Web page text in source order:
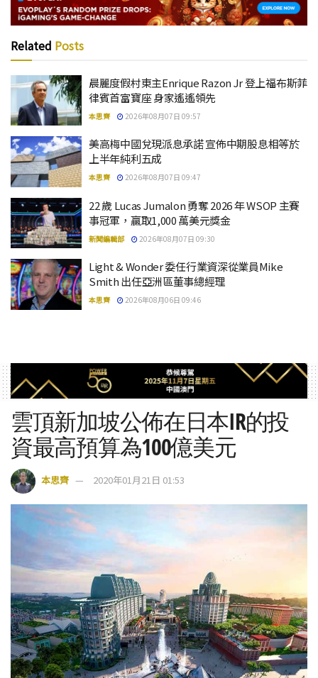
Related Posts
晨麗度假村東主Enrique Razon Jr 登上福布斯菲
律賓首富寶座 身家遙遙領先
本思齊 2026年08月07日 09:57
美高梅中國兌現派息承諾 宣佈中期股息相等於
上半年純利五成
本思齊 2026年08月07日 09:47
22 歲 Lucas Jumalon 勇奪 2026 年 WSOP 主賽
事冠軍，贏取1,000 萬美元獎金
新聞編輯部 2026年08月07日 09:30
Light & Wonder 委任行業資深從業員Mike
Smith 出任亞洲區董事總經理
本思齊 2026年08月06日 09:46
雲頂新加坡公佈在日本IR的投
資最高預算為100億美元
本思齊 2020年01月21日 01:53